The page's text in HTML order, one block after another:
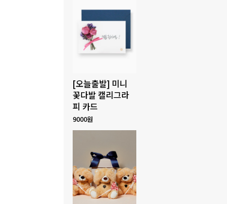
[오늘출발] 미니
꽃다발 캘리그라
피 카드
9000원